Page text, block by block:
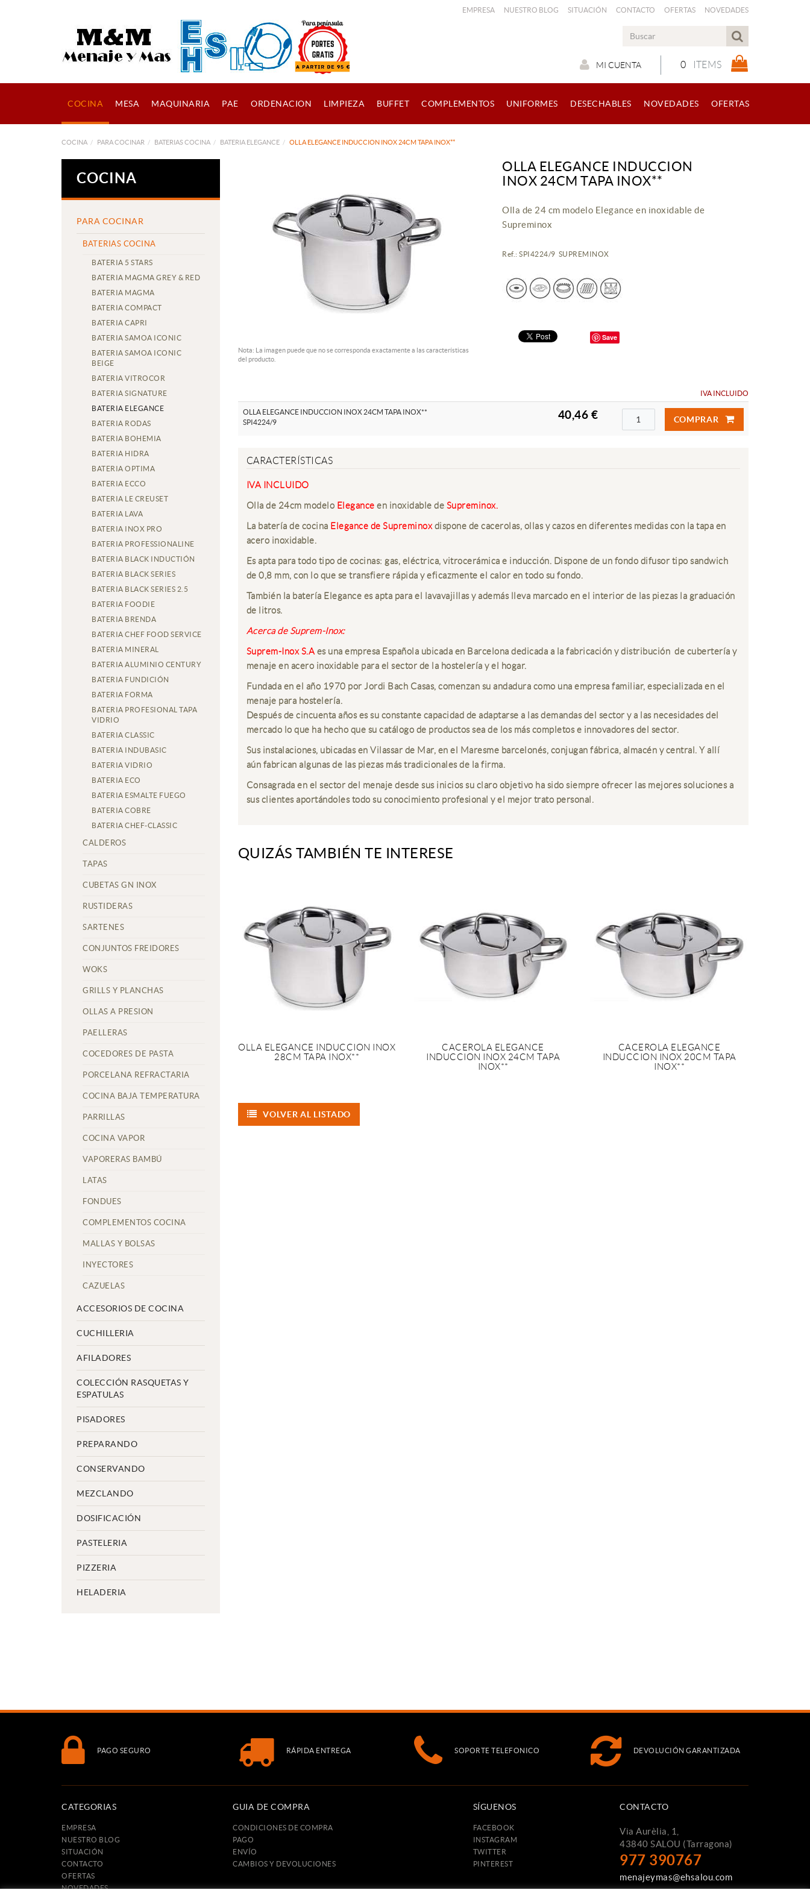
EMPRESA NUESTRO BLOG SITUACIÓN CONTACTO OFERTAS NOVEDADES
0 ITEMS
MI CUENTA
COCINA MESA MAQUINARIA PAE ORDENACION LIMPIEZA BUFFET COMPLEMENTOS UNIFORMES DESECHABLES NOVEDADES OFERTAS
COCINA PARA COCINAR BATERIAS COCINA BATERIA ELEGANCE OLLA ELEGANCE INDUCCION INOX 24CM TAPA INOX**
COCINA
PARA COCINAR
BATERIAS COCINA
BATERIA 5 STARS
BATERIA MAGMA GREY & RED
BATERIA MAGMA
BATERIA COMPACT
BATERIA CAPRI
BATERIA SAMOA ICONIC
BATERIA SAMOA ICONIC
BEIGE
BATERIA VITROCOR
BATERIA SIGNATURE
BATERIA ELEGANCE
BATERIA RODAS
BATERIA BOHEMIA
BATERIA HIDRA
BATERIA OPTIMA
BATERIA ECCO
BATERIA LE CREUSET
BATERIA LAVA
BATERIA INOX PRO
BATERIA PROFESSIONALINE
BATERIA BLACK INDUCTIÓN
BATERIA BLACK SERIES
BATERIA BLACK SERIES 2.5
BATERIA FOODIE
BATERIA BRENDA
BATERIA CHEF FOOD SERVICE
BATERIA MINERAL
BATERIA ALUMINIO CENTURY
BATERIA FUNDICIÓN
BATERIA FORMA
BATERIA PROFESIONAL TAPA
VIDRIO
BATERIA CLASSIC
BATERIA INDUBASIC
BATERIA VIDRIO
BATERIA ECO
BATERIA ESMALTE FUEGO
BATERIA COBRE
BATERIA CHEF-CLASSIC
CALDEROS
TAPAS
CUBETAS GN INOX
RUSTIDERAS
SARTENES
CONJUNTOS FREIDORES
WOKS
GRILLS Y PLANCHAS
OLLAS A PRESION
PAELLERAS
COCEDORES DE PASTA
PORCELANA REFRACTARIA
COCINA BAJA TEMPERATURA
PARRILLAS
COCINA VAPOR
VAPORERAS BAMBÚ
LATAS
FONDUES
COMPLEMENTOS COCINA
MALLAS Y BOLSAS
INYECTORES
CAZUELAS
ACCESORIOS DE COCINA
CUCHILLERIA
AFILADORES
COLECCIÓN RASQUETAS Y
ESPATULAS
PISADORES
PREPARANDO
CONSERVANDO
MEZCLANDO
DOSIFICACIÓN
PASTELERIA
PIZZERIA
HELADERIA
Nota: La imagen puede que no se corresponda exactamente a las características
del producto.
OLLA ELEGANCE INDUCCION
INOX 24CM TAPA INOX**
Olla de 24 cm modelo Elegance en inoxidable de
Supreminox
Ref.: SPI4224/9 SUPREMINOX
Save
IVA INCLUIDO
OLLA ELEGANCE INDUCCION INOX 24CM TAPA INOX**
SPI4224/9
40,46 € COMPRAR
CARACTERÍSTICAS
IVA INCLUIDO
Olla de 24cm modelo Elegance en inoxidable de Supreminox.
La batería de cocina Elegance de Supreminoxdispone de cacerolas, ollas y cazos en diferentes medidas con la tapa en
acero inoxidable.
Es apta para todo tipo de cocinas: gas, eléctrica, vitrocerámica e inducción. Dispone de un fondo difusor tipo sandwich
de 0,8 mm, con lo que se transfiere rápida y eficazmente el calor en todo su fondo.
También la batería Elegance es apta para el lavavajillas y además lleva marcado en el interior de las piezas la graduación
de litros.
Acerca de Suprem-Inox:
Suprem-Inox S.A es una empresa Española ubicada en Barcelona dedicada a la fabricación y distribución de cubertería y
menaje en acero inoxidable para el sector de la hostelería y el hogar.
Fundada en el año 1970 por Jordi Bach Casas, comenzan su andadura como una empresa familiar, especializada en el
menaje para hostelería.
Después de cincuenta años es su constante capacidad de adaptarse a las demandas del sector y a las necesidades del
mercado lo que ha hecho que su catálogo de productos sea de los más completos e innovadores del sector.
Sus instalaciones, ubicadas en Vilassar de Mar, en el Maresme barcelonés, conjugan fábrica, almacén y central. Y allí
aún fabrican algunas de las piezas más tradicionales de la firma.
Consagrada en el sector del menaje desde sus inicios su claro objetivo ha sido siempre ofrecer las mejores soluciones a
sus clientes aportándoles todo su conocimiento profesional y el mejor trato personal.
QUIZÁS TAMBIÉN TE INTERESE
OLLA ELEGANCE INDUCCION INOX
28CM TAPA INOX**
CACEROLA ELEGANCE
INDUCCION INOX 24CM TAPA
INOX**
CACEROLA ELEGANCE
INDUCCION INOX 20CM TAPA
INOX**
VOLVER AL LISTADO
PAGO SEGURO RÁPIDA ENTREGA SOPORTE TELEFONICO DEVOLUCIÓN GARANTIZADA
CATEGORIAS
EMPRESA
NUESTRO BLOG
SITUACIÓN
CONTACTO
OFERTAS
NOVEDADES
GUIA DE COMPRA
CONDICIONES DE COMPRA
PAGO
ENVÍO
CAMBIOS Y DEVOLUCIONES
SÍGUENOS
FACEBOOK
INSTAGRAM
TWITTER
PINTEREST
CONTACTO
Via Aurèlia, 1,
43840 SALOU (Tarragona)
977 390767
menajeymas@ehsalou.com